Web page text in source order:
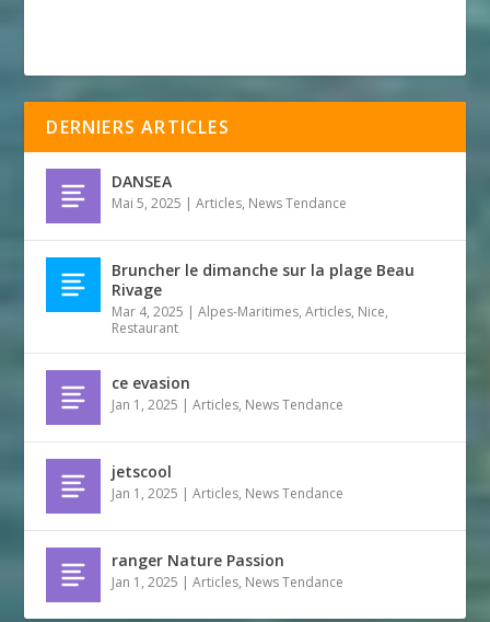
DERNIERS ARTICLES
DANSEA
Mai 5, 2025 |Articles, News Tendance
Bruncher le dimanche sur la plage Beau
Rivage
Mar 4, 2025 |Alpes-Maritimes,Articles, Nice,
Restaurant
ce evasion
Jan 1, 2025 |Articles, News Tendance
jetscool
Jan 1, 2025 |Articles, News Tendance
ranger Nature Passion
Jan 1, 2025 |Articles, News Tendance